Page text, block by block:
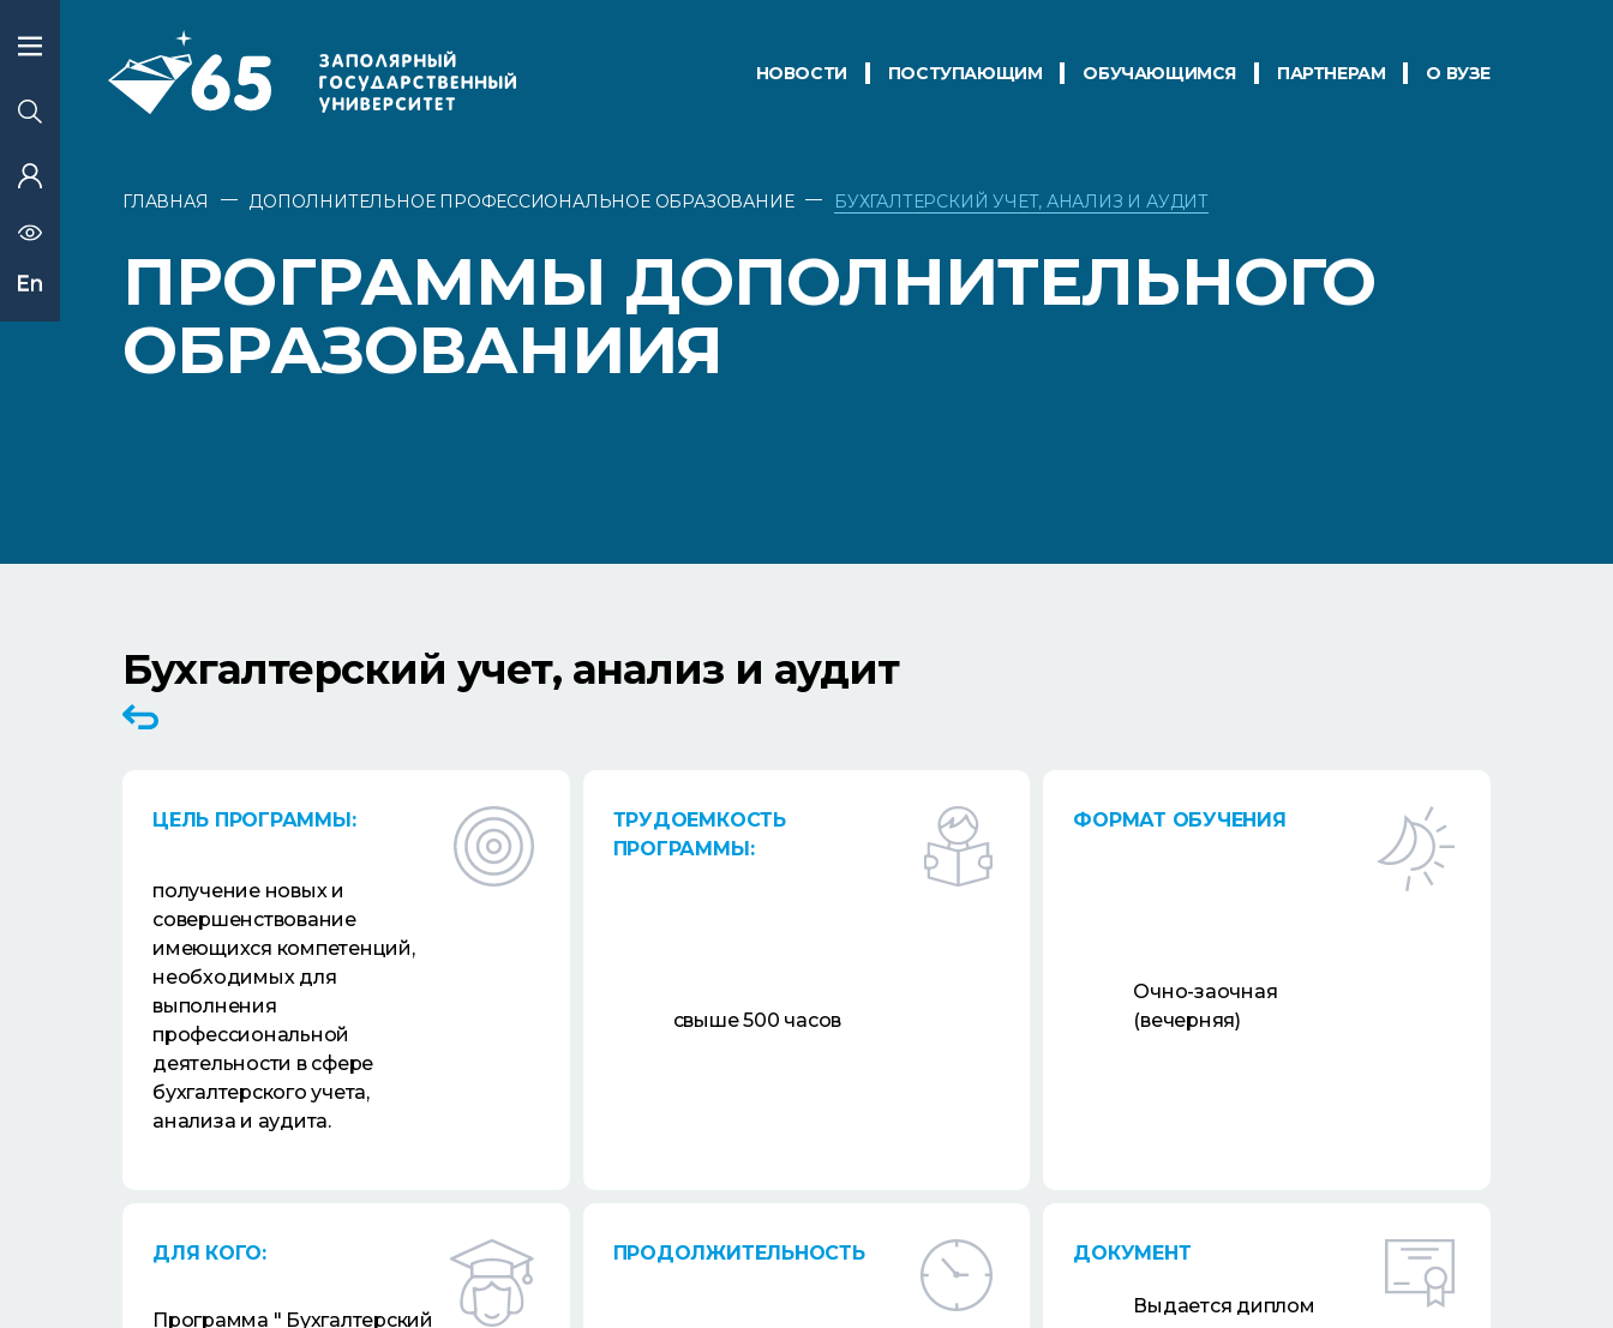
НОВОСТИ ПОСТУПАЮЩИМ ОБУЧАЮЩИМСЯ ПАРТНЕРАМ О ВУЗЕ
ГЛАВНАЯ — ДОПОЛНИТЕЛЬНОЕ ПРОФЕССИОНАЛЬНОЕ ОБРАЗОВАНИЕ — БУХГАЛТЕРСКИЙ УЧЕТ, АНАЛИЗ И АУДИТ
ПРОГРАММЫ ДОПОЛНИТЕЛЬНОГО
ОБРАЗОВАНИИЯ
Бухгалтерский учет, анализ и аудит
ЦЕЛЬ ПРОГРАММЫ:
получение новых и
совершенствование
имеющихся компетенций,
необходимых для
выполнения
профессиональной
деятельности в сфере
бухгалтерского учета,
анализа и аудита.
ТРУДОЕМКОСТЬ
ПРОГРАММЫ:
свыше 500 часов
ФОРМАТ ОБУЧЕНИЯ
Очно-заочная
(вечерняя)
ДЛЯ КОГО:
Программа " Бухгалтерский
ПРОДОЛЖИТЕЛЬНОСТЬ ДОКУМЕНТ
Выдается диплом